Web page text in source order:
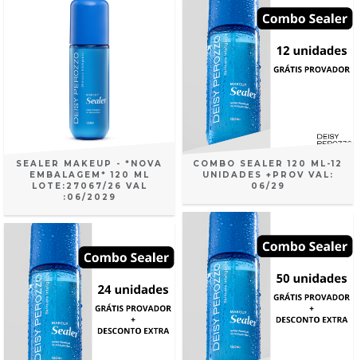
SEALER MAKEUP - *NOVA
EMBALAGEM* 120 ML
LOTE:27067/26 VAL
:06/2029
COMBO SEALER 120 ML-12
UNIDADES +PROV VAL:
06/29